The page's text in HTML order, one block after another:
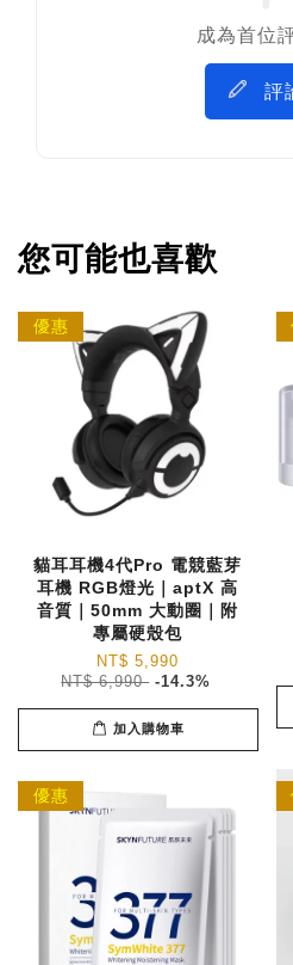
成為首位
評
您可能也喜歡
優惠
貓耳耳機4代Pro 電競藍芽
耳機 RGB燈光｜aptX 高
音質｜50mm 大動圈｜附
專屬硬殼包
NT$ 5,990
NT$ 6,990 -14.3%
加入購物車
優惠